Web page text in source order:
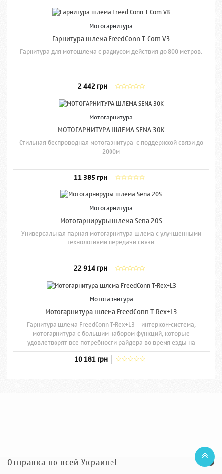
Мотогарнитура
Гарнитура шлема FreedConn T-Com VB
Гарнитура для мотошлема с радиусом действия до 800 метров.
2 442 грн
Мотогарнитура
МОТОГАРНИТУРА ШЛЕМА SENA 30K
Стильная беспроводная мотогарнитура с поддержкой связи до
2000м
11 385 грн
Мотогарнитура
Мотогарнируры шлема Sena 20S
Универсальная парная мотогарнитура шлема с улучшенными
технологиями передачи связи
22 914 грн
Мотогарнитура
Мотогарнитура шлема FreedConn T-Rex+L3
Гарнитура шлема FreedConn T-Rex+L3 – интерком-система,
мотогарнитура с большим набором функций, которые
удовлетворят все потребности райдера во время езды на
мотоцикле.
10 181 грн
Отправка по всей Украине!